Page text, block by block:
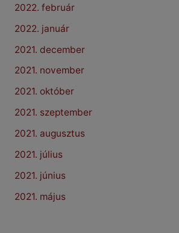
2022. február
2022. január
2021. december
2021. november
2021. október
2021. szeptember
2021. augusztus
2021. július
2021. június
2021. május